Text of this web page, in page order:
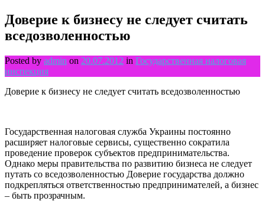
Доверие к бизнесу не следует считать
вседозволенностью
Posted by admin on 20.07.2012 in Государственная налоговая
инспекция
Доверие к бизнесу не следует считать вседозволенностью
Государственная налоговая служба Украины постоянно
расширяет налоговые сервисы, существенно сократила
проведение проверок субъектов предпринимательства.
Однако меры правительства по развитию бизнеса не следует
путать со вседозволенностью Доверие государства должно
подкрепляться ответственностью предпринимателей, а бизнес
– быть прозрачным.